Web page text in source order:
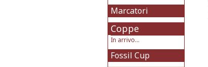
Marcatori
Coppe
In arrivo...
Fossil Cup